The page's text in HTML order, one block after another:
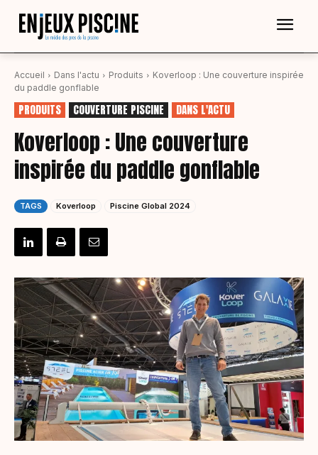
Accueil Dans l'actu Produits
Koverloop : Une couverture inspirée
du paddle gonflable
PRODUITS COUVERTURE PISCINE DANS L'ACTU
Koverloop : Une couverture
inspirée du paddle gonflable
TAGS Koverloop Piscine Global 2024